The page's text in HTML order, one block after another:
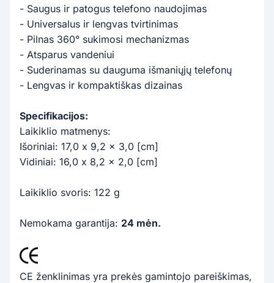
- Saugus ir patogus telefono naudojimas
- Universalus ir lengvas tvirtinimas
- Pilnas 360° sukimosi mechanizmas
- Atsparus vandeniui
- Suderinamas su dauguma išmaniųjų telefonų
- Lengvas ir kompaktiškas dizainas
Specifikacijos:
Laikiklio matmenys:
Išoriniai: 17,0 x 9,2 x 3,0 [cm]
Vidiniai: 16,0 x 8,2 x 2,0 [cm]
Laikiklio svoris: 122 g
Nemokama garantija: 24 mėn.
CE ženklinimas yra prekės gamintojo pareiškimas,